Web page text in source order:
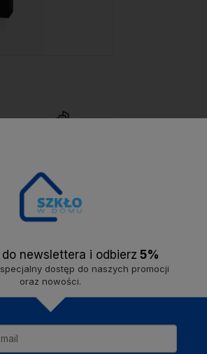
od2020 roku.
Rama jest w kolorze czarnym wypełniona
newslettera i odbierz 5%
dostęp do naszych promocji
oraz nowości.